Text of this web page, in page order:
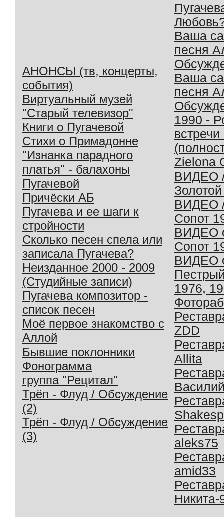
АНОНСЫ (тв, концерты,
события)
Виртуальный музей
"Старый телевизор"
Книги о Пугачевой
Стихи о Примадонне
"Изнанка парадного
платья" - балахоны
Пугачевой
Причёски АБ
Пугачева и ее шаги к
стройности
Сколько песен спела или
записала Пугачева?
Неизданное 2000 - 2009
(Студийные записи)
Пугачева композитор -
список песен
Моё первое знакомство с
Аллой
Бывшие поклонники
Фонограмма
группа "Рецитал"
Трёп - Флуд / Обсуждение
(2)
Трёп - Флуд / Обсуждение
(3)
Ваша
песня
Ваша
песня
1990 -
Zielona
ВИДЕО
ВИДЕО
Сопот
ВИДЕО
Сопот
ВИДЕО
1976,
ZDD
Allita
aleks75
amid33
Никита-